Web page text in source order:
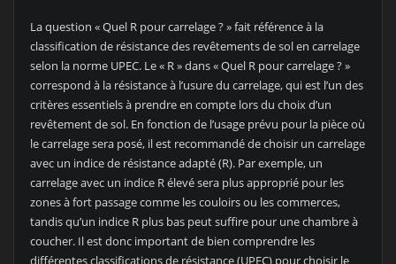
La question « Quel R pour carrelage ? » fait référence à la
classification de résistance des revêtements de sol en carrelage
selon la norme UPEC. Le « R » dans « Quel R pour carrelage ? »
correspond à la résistance à l’usure du carrelage, qui est l’un des
critères essentiels à prendre en compte lors du choix d’un
revêtement de sol. En fonction de l’usage prévu pour la pièce où
le carrelage sera posé, il est recommandé de choisir un carrelage
avec un indice de résistance adapté (R). Par exemple, un
carrelage avec un indice R élevé sera plus approprié pour les
zones à fort passage comme les couloirs ou les commerces,
tandis qu’un indice R plus bas peut suffire pour une chambre à
coucher. Il est donc important de bien comprendre les
différentes classifications de résistance (UPEC) pour choisir le